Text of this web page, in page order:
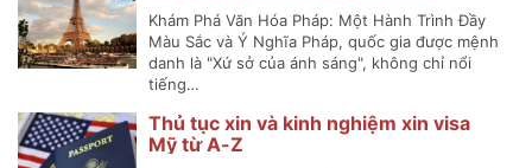
Khám Phá Văn Hóa Pháp: Một Hành Trình Đầy
Màu Sắc và Ý Nghĩa Pháp, quốc gia được mệnh
danh là "Xứ sở của ánh sáng", không chỉ nổi
tiếng…
Thủ tục xin và kinh nghiệm xin visa
Mỹ từ A-Z